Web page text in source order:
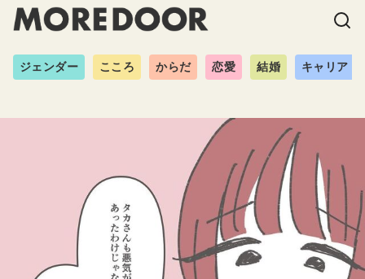
ジェンダー こころ からだ 恋愛 結婚 キャリア